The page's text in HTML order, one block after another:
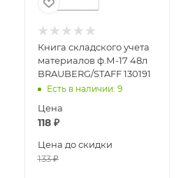
Книга складского учета
материалов ф.М-17 48л
BRAUBERG/STAFF 130191
Есть в наличии: 9
Цена
118₽
Цена до скидки
133₽